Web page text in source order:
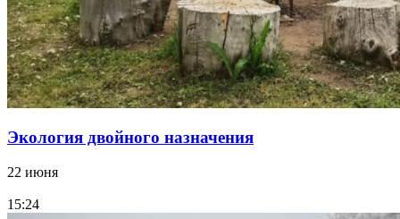
Экология двойного назначения
22 июня
15:24